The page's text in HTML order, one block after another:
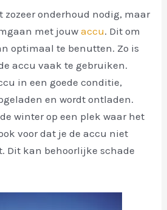
zozeer onderhoud nodig, maar
met jouwaccu. Dit om
optimaal te benutten. Zo is
accu vaak te gebruiken.
in een goede conditie,
en wordt ontladen.
winter op een plek waar het
voor dat je de accu niet
Dit kan behoorlijke schade